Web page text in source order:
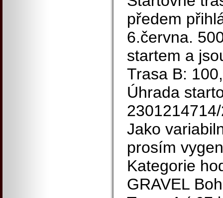
předem
6.června.
startem a
Trasa B:
Úhrada
Jako
prosím
Kategorie
GRAVEL